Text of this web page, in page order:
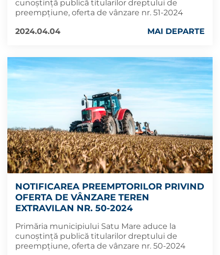
cunoștință publică titularilor dreptului de
preempțiune, oferta de vânzare nr. 51-2024
2024.04.04
MAI DEPARTE
NOTIFICAREA PREEMPTORILOR PRIVIND
OFERTA DE VÂNZARE TEREN
EXTRAVILAN NR. 50-2024
Primăria municipiului Satu Mare aduce la
cunoștință publică titularilor dreptului de
preempțiune, oferta de vânzare nr. 50-2024